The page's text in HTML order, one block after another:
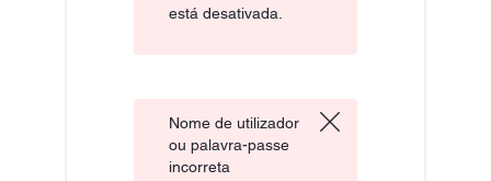
está desativada.
Nome de utilizador
ou palavra-passe
incorreta